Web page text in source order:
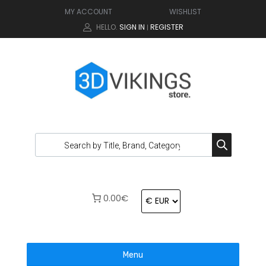
MY ACCOUNT
WISHLIST
HELLO. SIGN IN | REGISTER
0.00€
Menu